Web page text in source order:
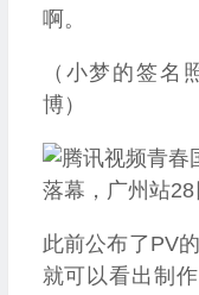
啊。
（小梦的签名
博）
此前公布了PV
就可以看出制